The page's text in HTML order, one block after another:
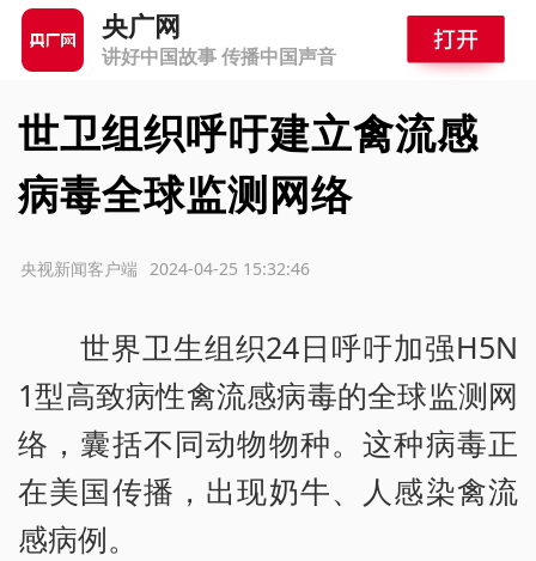
央广网
讲好中国故事 传播中国声音
世卫组织呼吁建立禽流感
病毒全球监测网络
2024-04-25 15:32:46
央视新闻客户端
世界卫生组织24日呼吁加强H5N
1型高致病性禽流感病毒的全球监测网
络，囊括不同动物物种。这种病毒正
在美国传播，出现奶牛、人感染禽流
感病例。